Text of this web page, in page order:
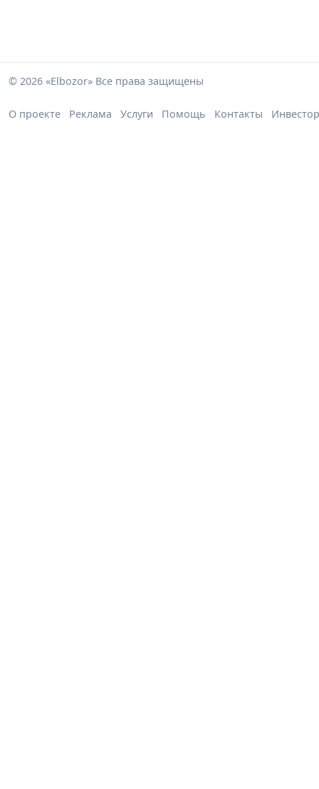
© 2026 «Elbozor» Все права защищены
О проекте Реклама Услуги Помощь Контакты